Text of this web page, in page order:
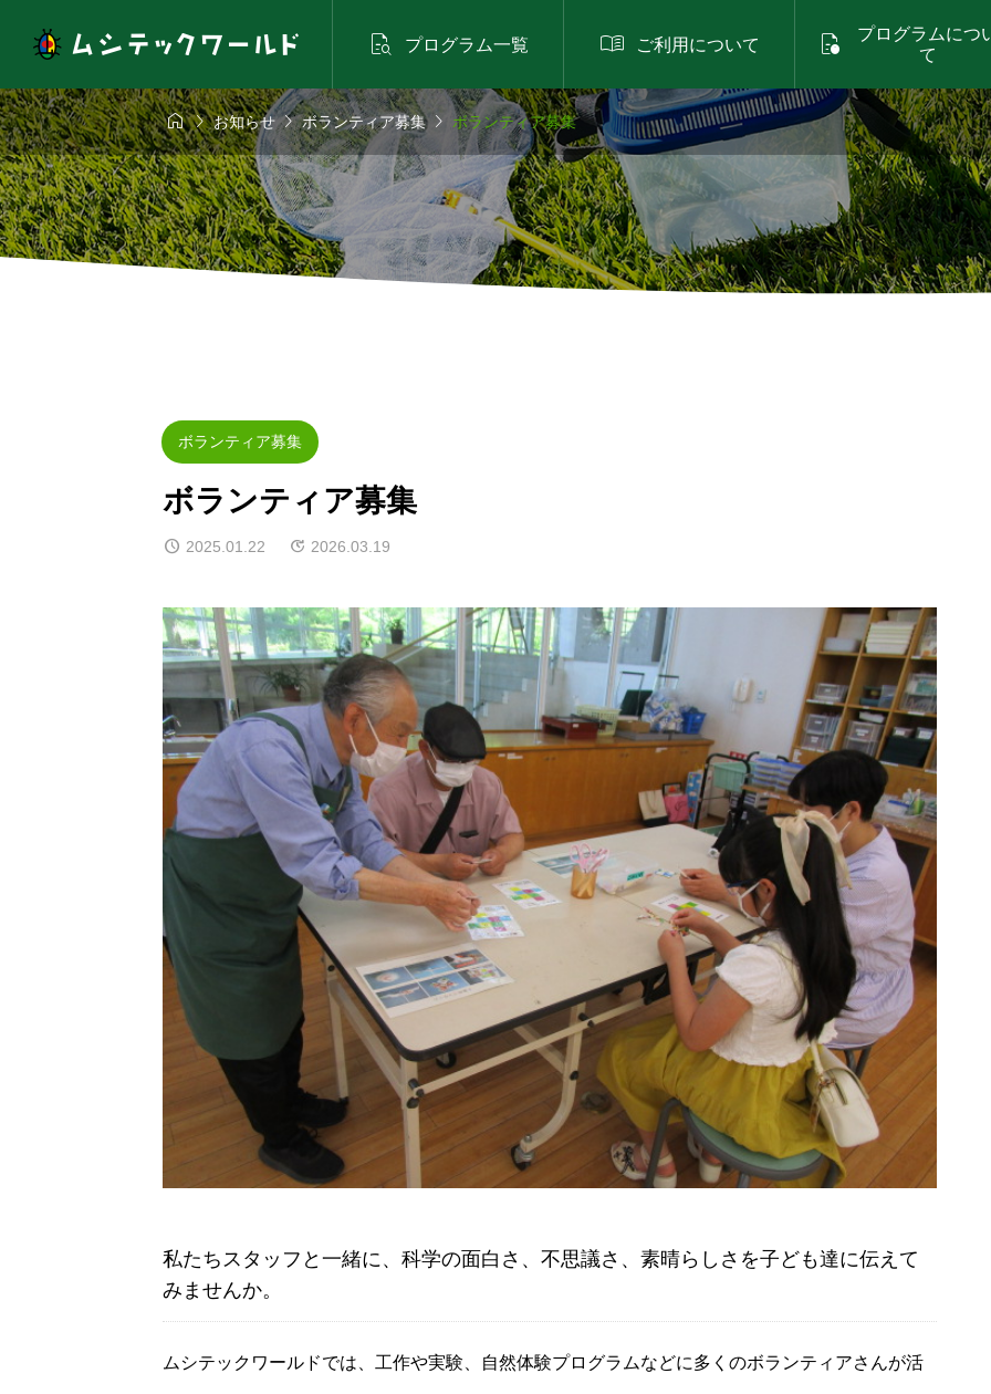
 プログラム一覧  ご利用について 
プログラムにつ
て
お知らせボランティア募集 ボランティア募集
ボランティア募集
ボランティア募集
2025.01.22 2026.03.19
私たちスタッフと一緒に、科学の面白さ、不思議さ、素晴らしさを子ども達に伝えて
みませんか。
ムシテックワールドでは、工作や実験、自然体験プログラムなどに多くのボランティアさんが活